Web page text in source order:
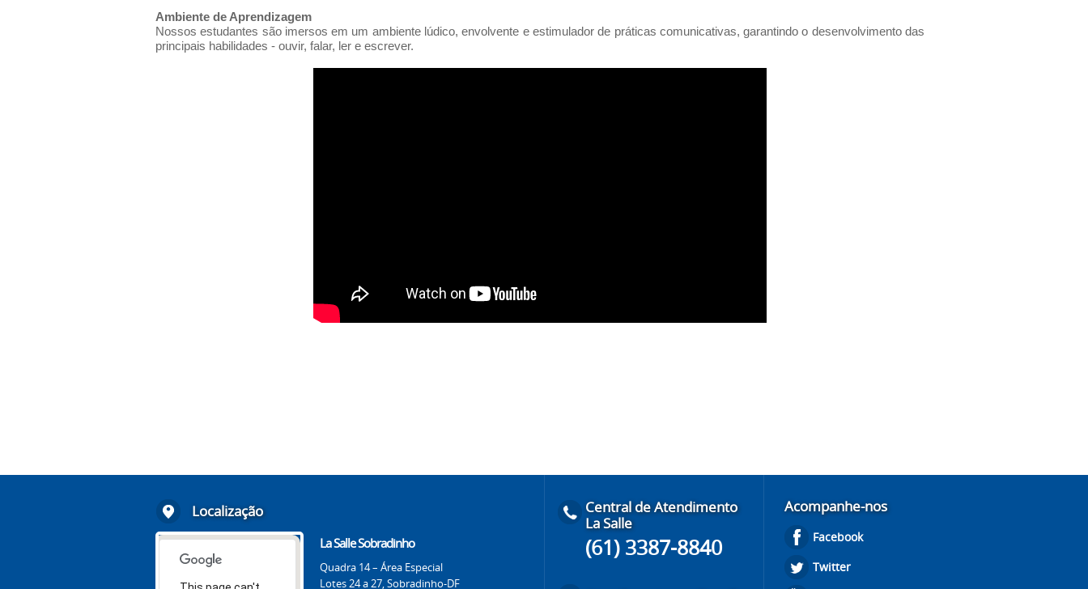
Ambiente de Aprendizagem
Nossos estudantes são imersos em um ambiente lúdico, envolvente e estimulador de práticas comunicativas, garantindo o desenvolvimento das
principais habilidades - ouvir, falar, ler e escrever.
Localização
La Salle Sobradinho
Quadra 14 – Área Especial
Lotes 24 a 27, Sobradinho-DF
Central de Atendimento
La Salle
(61) 3387-8840
Acompanhe-nos
Facebook
Twitter